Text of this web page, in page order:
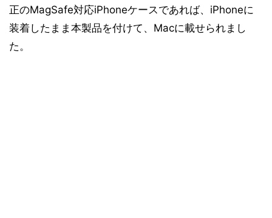
正のMagSafe対応iPhoneケースであれば、iPhoneに
装着したまま本製品を付けて、Macに載せられまし
た。